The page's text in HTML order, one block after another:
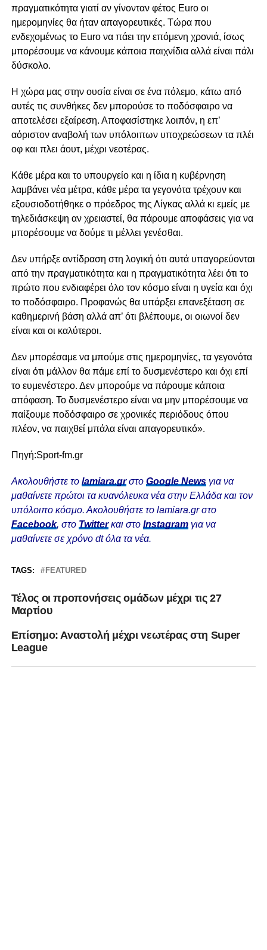
πραγματικότητα γιατί αν γίνονταν φέτος Euro οι
ημερομηνίες θα ήταν απαγορευτικές. Τώρα που
ενδεχομένως το Euro να πάει την επόμενη χρονιά, ίσως
μπορέσουμε να κάνουμε κάποια παιχνίδια αλλά είναι πάλι
δύσκολο.
Η χώρα μας στην ουσία είναι σε ένα πόλεμο, κάτω από
αυτές τις συνθήκες δεν μπορούσε το ποδόσφαιρο να
αποτελέσει εξαίρεση. Αποφασίστηκε λοιπόν, η επ’
αόριστον αναβολή των υπόλοιπων υποχρεώσεων τα πλέι
οφ και πλει άουτ, μέχρι νεοτέρας.
Κάθε μέρα και το υπουργείο και η ίδια η κυβέρνηση
λαμβάνει νέα μέτρα, κάθε μέρα τα γεγονότα τρέχουν και
εξουσιοδοτήθηκε ο πρόεδρος της Λίγκας αλλά κι εμείς με
τηλεδιάσκεψη αν χρειαστεί, θα πάρουμε αποφάσεις για να
μπορέσουμε να δούμε τι μέλλει γενέσθαι.
Δεν υπήρξε αντίδραση στη λογική ότι αυτά υπαγορεύονται
από την πραγματικότητα και η πραγματικότητα λέει ότι το
πρώτο που ενδιαφέρει όλο τον κόσμο είναι η υγεία και όχι
το ποδόσφαιρο. Προφανώς θα υπάρξει επανεξέταση σε
καθημερινή βάση αλλά απ’ ότι βλέπουμε, οι οιωνοί δεν
είναι και οι καλύτεροι.
Δεν μπορέσαμε να μπούμε στις ημερομηνίες, τα γεγονότα
είναι ότι μάλλον θα πάμε επί το δυσμενέστερο και όχι επί
το ευμενέστερο. Δεν μπορούμε να πάρουμε κάποια
απόφαση. Το δυσμενέστερο είναι να μην μπορέσουμε να
παίξουμε ποδόσφαιρο σε χρονικές περιόδους όπου
πλέον, να παιχθεί μπάλα είναι απαγορευτικό».
Πηγή:Sport-fm.gr
Ακολουθήστε το lamiara.grστο Google Newsγια να
μαθαίνετε πρώτοι τα κυανόλευκα νέα στην Ελλάδα και τον
υπόλοιπο κόσμο. Ακολουθήστε το lamiara.gr στο
Facebook, στο Twitterκαι στο Instagram για να
μαθαίνετε σε χρόνο dt όλα τα νέα.
TAGS: FEATURED
Τέλος οι προπονήσεις ομάδων μέχρι τις 27
Μαρτίου
Επίσημο: Αναστολή μέχρι νεωτέρας στη Super
League